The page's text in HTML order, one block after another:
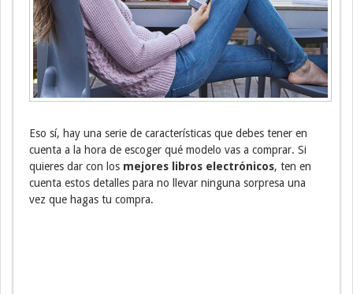
Eso sí, hay una serie de características que debes tener en
cuenta a la hora de escoger qué modelo vas a comprar. Si
quieres dar con los mejores libros electrónicos, ten en
cuenta estos detalles para no llevar ninguna sorpresa una
vez que hagas tu compra.